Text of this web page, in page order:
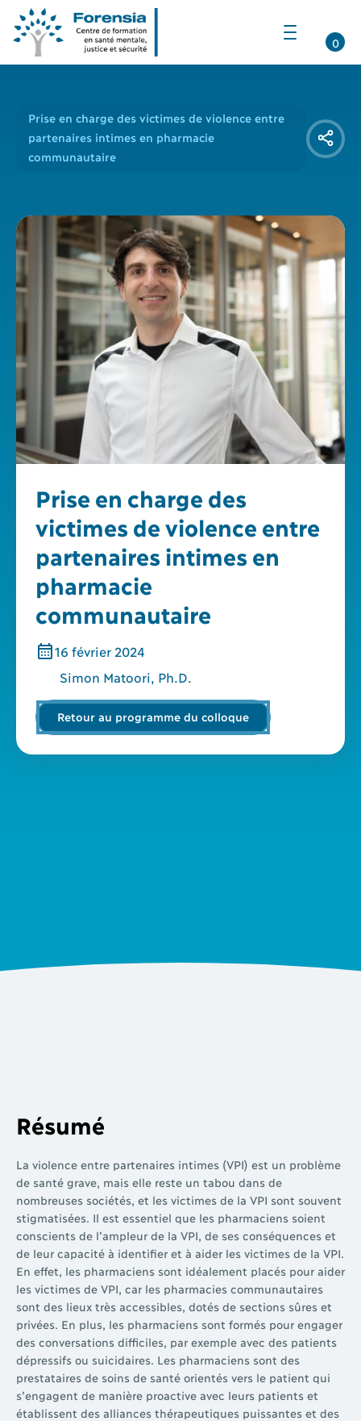
0
la
navigation
site
Prise en charge des victimes de violence entre
partenaires intimes en pharmacie
communautaire
Prise en charge des
victimes de violence entre
partenaires intimes en
pharmacie
communautaire
16 février 2024
Simon Matoori, Ph.D.
Retour au programme du colloque
Résumé
La violence entre partenaires intimes (VPI) est un problème
de santé grave, mais elle reste un tabou dans de
nombreuses sociétés, et les victimes de la VPI sont souvent
stigmatisées. Il est essentiel que les pharmaciens soient
conscients de l’ampleur de la VPI, de ses conséquences et
de leur capacité à identifier et à aider les victimes de la VPI.
En effet, les pharmaciens sont idéalement placés pour aider
les victimes de VPI, car les pharmacies communautaires
sont des lieux très accessibles, dotés de sections sûres et
privées. En plus, les pharmaciens sont formés pour engager
des conversations difficiles, par exemple avec des patients
dépressifs ou suicidaires. Les pharmaciens sont des
prestataires de soins de santé orientés vers le patient qui
s’engagent de manière proactive avec leurs patients et
établissent des alliances thérapeutiques puissantes et des